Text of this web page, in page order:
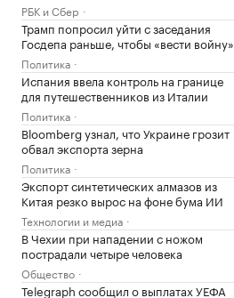
РБК и Сбер
Трамп попросил уйти с заседания
Госдепа раньше, чтобы «вести войну»
Политика
Испания ввела контроль на границе
для путешественников из Италии
Политика
Bloomberg узнал, что Украине грозит
обвал экспорта зерна
Политика
Экспорт синтетических алмазов из
Китая резко вырос на фоне бума ИИ
Технологии и медиа
В Чехии при нападении с ножом
пострадали четыре человека
Общество
Telegraph сообщил о выплатах УЕФА